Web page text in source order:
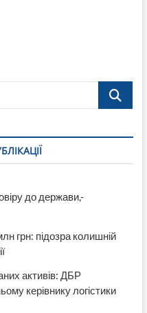
Поиск…
до держави,-
грн: підозра колишній
активів: ДБР
керівнику логістики